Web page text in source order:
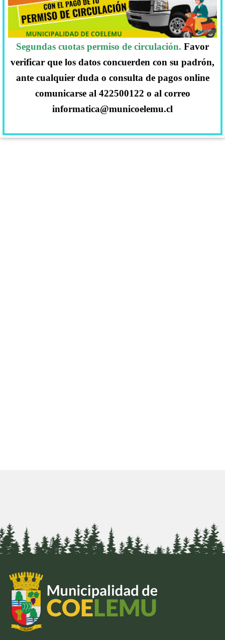
municipios, para que se ocupen de los
registros de organizaciones sin fines de
lucro en sus comunas, los actualicen y
entreguen cuando se les solicite.
REGISTROS PÚBLICOS DE ORGANIZACIONES
Segundas cuotas permiso de circulación. Favor
verificar que los datos concuerden con su padrón,
ante cualquier duda o consulta de pagos online
comunicarse al 422500122 o al correo
informatica@municoelemu.cl